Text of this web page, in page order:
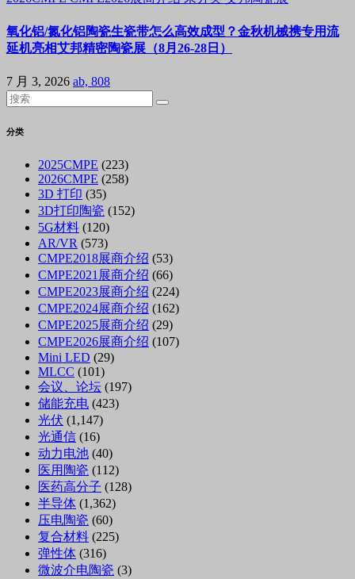
氧化铝/氮化铝陶瓷生瓷带怎么高效成型？金秋机械携专用流
延机亮相艾邦精密陶瓷展（8月26-28日）
7 月 3, 2026 ab, 808
分类
2025CMPE (223)
2026CMPE (258)
3D 打印 (35)
3D打印陶瓷 (152)
5G材料 (120)
AR/VR (573)
CMPE2018展商介绍 (53)
CMPE2021展商介绍 (66)
CMPE2023展商介绍 (224)
CMPE2024展商介绍 (162)
CMPE2025展商介绍 (29)
CMPE2026展商介绍 (107)
Mini LED (29)
MLCC (101)
会议、论坛 (197)
储能充电 (423)
光伏 (1,147)
光通信 (16)
动力电池 (40)
医用陶瓷 (112)
医药高分子 (128)
半导体 (1,362)
压电陶瓷 (60)
复合材料 (225)
弹性体 (316)
微波介电陶瓷 (3)